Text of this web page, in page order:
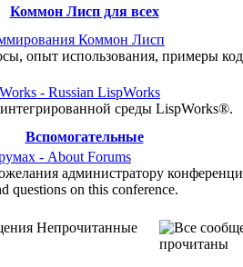
Коммон Лисп для всех
Коммон Лисп
опыт использования, примеры
- Russian LispWorks
среды LispWorks®.
Вспомогательные
- About Forums
администратору
questions on this conference.
Непрочитанные
прочитаны